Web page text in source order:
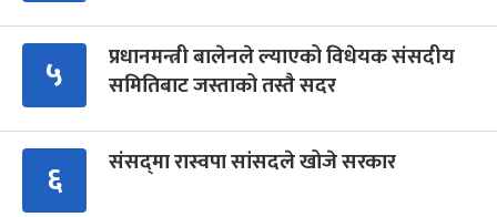
५
प्रधानमन्त्री बालेनले ल्याएको विधेयक संसदीय
समितिबाट जस्ताको तस्तै सदर
६ संसद्‍मा रास्वपा सांसदले खोजे सरकार